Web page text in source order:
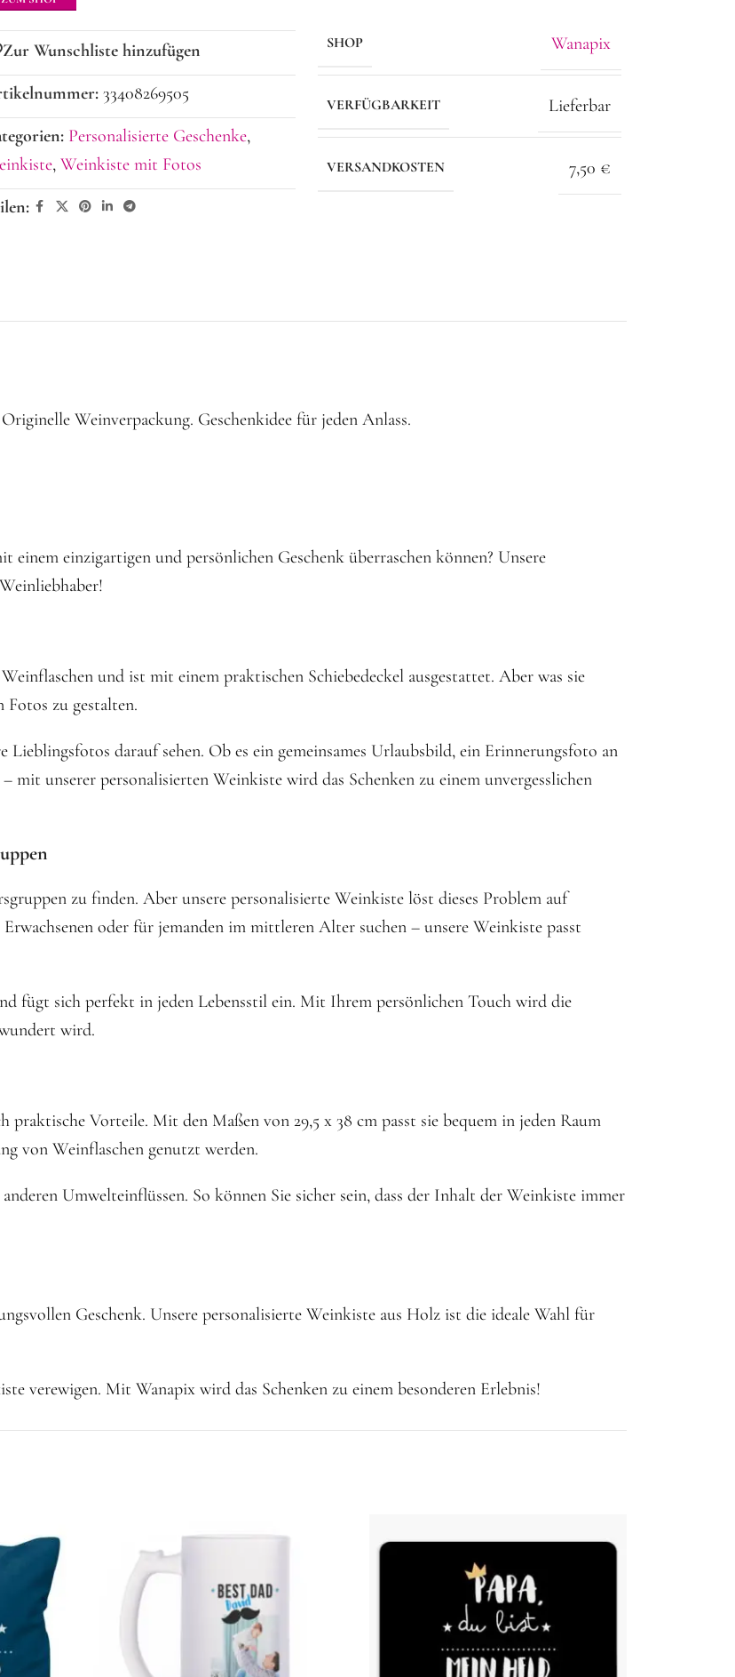
Zur Wunschliste hinzufügen
33408269505
Personalisierte Geschenke,
, Weinkiste mit Fotos
SHOP Wanapix
VERFÜGBARKEIT Lieferbar
VERSANDKOSTEN 7,50 €
Weinverpackung. Geschenkidee für jeden Anlass.
einzigartigen und persönlichen Geschenk überraschen können? Unsere
und ist mit einem praktischen Schiebedeckel ausgestattet. Aber was sie
zu gestalten.
darauf sehen. Ob es ein gemeinsames Urlaubsbild, ein Erinnerungsfoto an
unserer personalisierten Weinkiste wird das Schenken zu einem unvergesslichen
zu finden. Aber unsere personalisierte Weinkiste löst dieses Problem auf
oder für jemanden im mittleren Alter suchen – unsere Weinkiste passt
fügt sich perfekt in jeden Lebensstil ein. Mit Ihrem persönlichen Touch wird die
wird.
Vorteile. Mit den Maßen von 29,5 x 38 cm passt sie bequem in jeden Raum
von Weinflaschen genutzt werden.
Umwelteinflüssen. So können Sie sicher sein, dass der Inhalt der Weinkiste immer
Geschenk. Unsere personalisierte Weinkiste aus Holz ist die ideale Wahl für
verewigen. Mit Wanapix wird das Schenken zu einem besonderen Erlebnis!